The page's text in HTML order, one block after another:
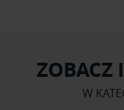
ZOBACZ
W